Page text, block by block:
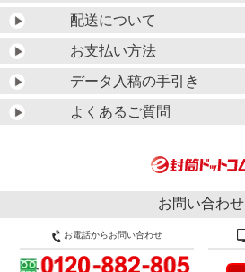
配送について
お支払い方法
データ入稿の手引き
よくあるご質問
お問い合わせ
お電話からお問い合わせ